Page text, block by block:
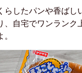
らしたパンや香ばし
、自宅でワンランク